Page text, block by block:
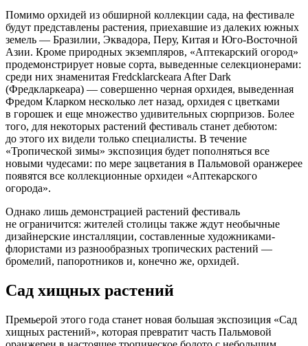
Помимо орхидей из обширной коллекции сада, на фестивале
будут представлены растения, приехавшие из далеких южных
земель — Бразилии, Эквадора, Перу, Китая и Юго-Восточной
Азии. Кроме природных экземпляров, «Аптекарский огород»
продемонстрирует новые сорта, выведенные селекционерами:
среди них знаменитая Fredcklarckeara After Dark
(Фредкларкеара) — совершенно черная орхидея, выведенная
Фредом Кларком несколько лет назад, орхидея с цветками
в горошек и еще множество удивительных сюрпризов. Более
того, для некоторых растений фестиваль станет дебютом:
до этого их видели только специалисты. В течение
«Тропической зимы» экспозиция будет пополняться все
новыми чудесами: по мере зацветания в Пальмовой оранжерее
появятся все коллекционные орхидеи «Аптекарского
огорода».
Однако лишь демонстрацией растений фестиваль
не ограничится: жителей столицы также ждут необычные
дизайнерские инсталляции, составленные художниками-
флористами из разнообразных тропических растений —
бромелий, папоротников и, конечно же, орхидей.
Сад хищных растений
Премьерой этого года станет новая большая экспозиция «Сад
хищных растений», которая превратит часть Пальмовой